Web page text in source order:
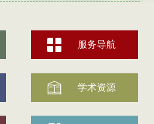
服务导航
学术资源